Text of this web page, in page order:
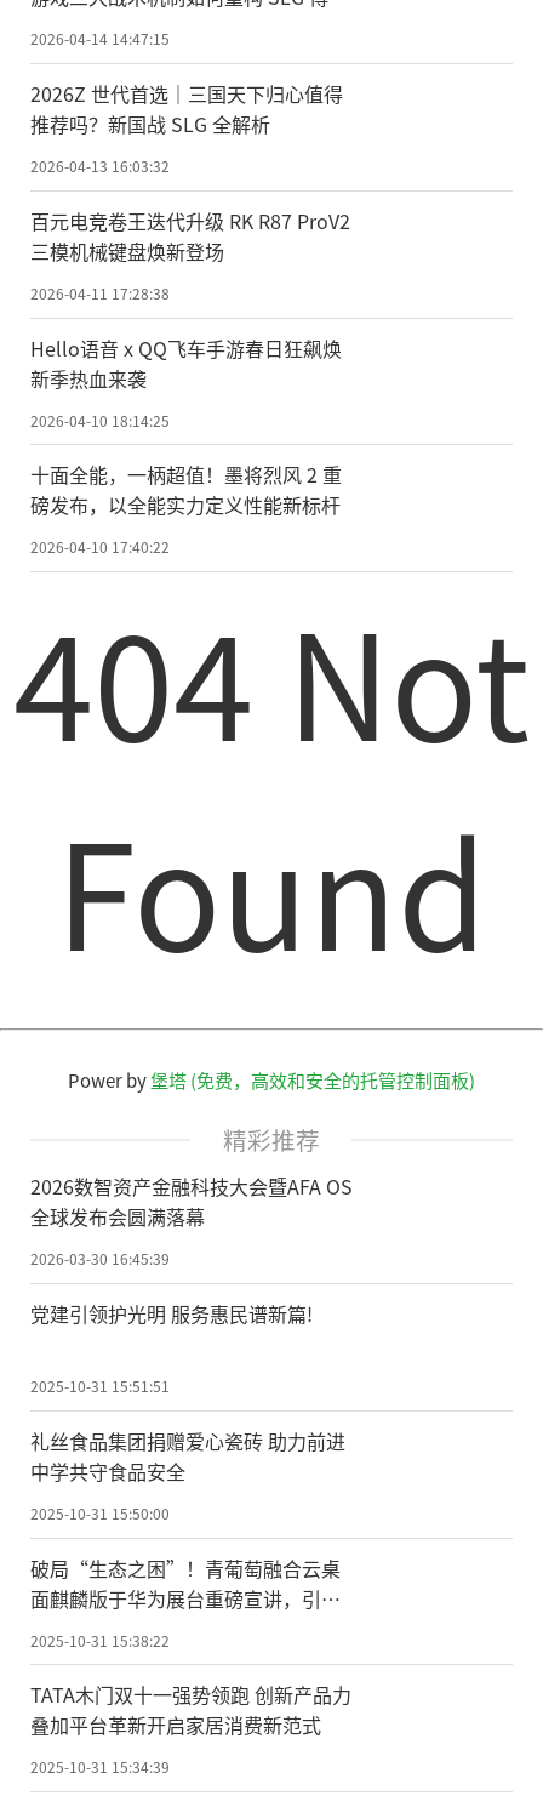
体验？
2026-04-14 14:47:15
2026Z 世代首选｜三国天下归心值得
推荐吗？新国战 SLG 全解析
2026-04-13 16:03:32
百元电竞卷王迭代升级 RK R87 ProV2
三模机械键盘焕新登场
2026-04-11 17:28:38
Hello语音 x QQ飞车手游春日狂飙焕
新季热血来袭
2026-04-10 18:14:25
十面全能，一柄超值！墨将烈风 2 重
磅发布，以全能实力定义性能新标杆
2026-04-10 17:40:22
404 Not
Found
Power by堡塔 (免费，高效和安全的托管控制面板)
精彩推荐
2026数智资产金融科技大会暨AFA OS
全球发布会圆满落幕
2026-03-30 16:45:39
党建引领护光明 服务惠民谱新篇!
2025-10-31 15:51:51
礼丝食品集团捐赠爱心瓷砖 助力前进
中学共守食品安全
2025-10-31 15:50:00
破局“生态之困”！青葡萄融合云桌
面麒麟版于华为展台重磅宣讲，引领
2025-10-31 15:38:22
TATA木门双十一强势领跑 创新产品力
叠加平台革新开启家居消费新范式
2025-10-31 15:34:39